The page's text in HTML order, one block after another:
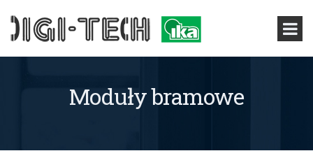
Moduły bramowe